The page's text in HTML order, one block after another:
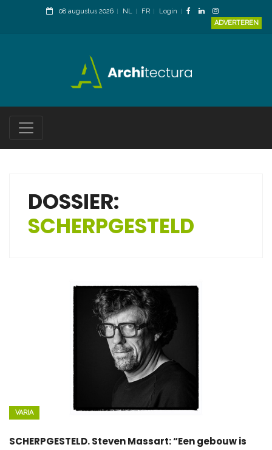
08 augustus 2026 NL FR
Login
ADVERTEREN
DOSSIER:
SCHERPGESTELD
VARIA
SCHERPGESTELD. Steven Massart: “Een gebouw is